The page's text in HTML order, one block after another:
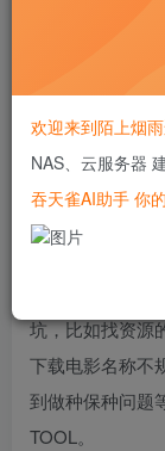
对于影音爱好者
找资源→使用BT
硬链接→使用
的），虽然概
坑，比如找资源
下载电影名称不
到做种保种问题
TOOL。
欢迎来到陌上烟
NAS、云服务器
吞天雀AI助手 你